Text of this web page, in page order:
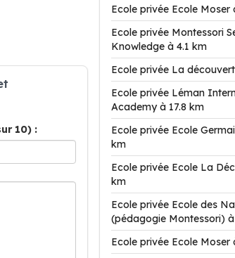
10) :
Ecole privée Ecole Moser
Ecole privée Montessori
Knowledge à 4.1 km
Ecole privée La
Ecole privée Léman
Academy à 17.8 km
Ecole privée Ecole
km
Ecole privée Ecole La
km
Ecole privée Ecole des
(pédagogie Montessori) à
Ecole privée Ecole Moser